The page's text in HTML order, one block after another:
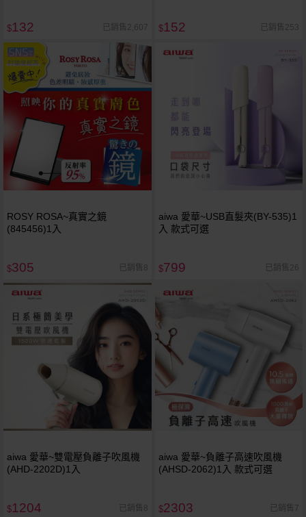
$132 已銷售2,607 $152 已銷售253
ROSY ROSA~真實之鏡
(845456)1入
$305 已銷售8
aiwa 愛華~USB直髮夾(BY-535)1
入 款式可選
$799 已銷售26
aiwa 愛華~雙電壓負離子吹風機
(AHD-2202D)1入
$1204 已銷售8
aiwa 愛華~負離子高速吹風機
(AHSD-2062)1入 款式可選
$2303 已銷售7